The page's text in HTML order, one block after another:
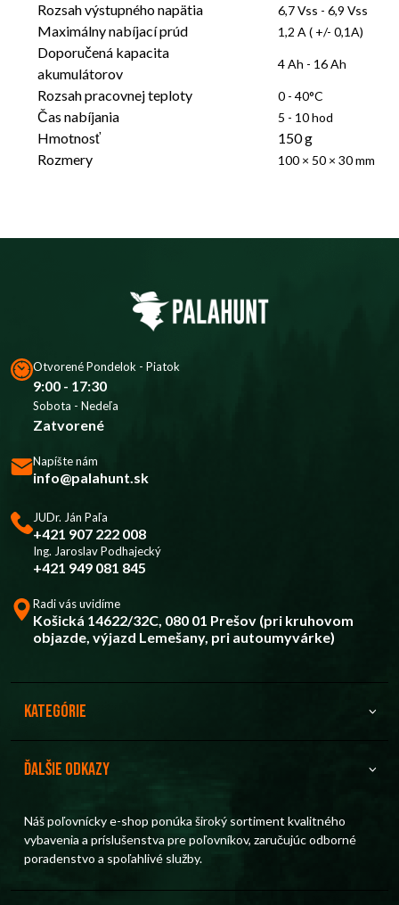
Rozsah výstupného napätia
6,7 Vss - 6,9 Vss
Maximálny nabíjací prúd 1,2 A ( +/- 0,1A)
Doporučená kapacita
akumulátorov
4 Ah - 16 Ah
Rozsah pracovnej teploty 0 - 40°C
Čas nabíjania 5 - 10 hod
Hmotnosť
150 g
Rozmery
100 × 50 × 30 mm
Otvorené Pondelok - Piatok
9:00 - 17:30
Sobota - Nedeľa
Zatvorené
Napíšte nám
info@palahunt.sk
JUDr. Ján Paľa
+421 907 222 008
Ing. Jaroslav Podhajecký
+421 949 081 845
Radi vás uvidíme
Košická 14622/32C, 080 01 Prešov (pri kruhovom
objazde, výjazd Lemešany, pri autoumyvárke)
Kategórie
Ďalšie odkazy
Náš poľovnícky e-shop ponúka široký sortiment kvalitného
vybavenia a príslušenstva pre poľovníkov, zaručujúc odborné
poradenstvo a spoľahlivé služby.